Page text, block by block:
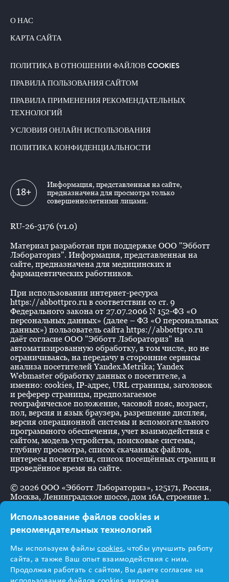
О НАС
КАРТА САЙТА
ПОЛИТИКА В ОТНОШЕНИИ ФАЙЛОВ COOKIES
ПРАВИЛА ПОЛЬЗОВАНИЯ САЙТОМ
ПРАВИЛА ПРИМЕНЕНИЯ РЕКОМЕНДАТЕЛЬНЫХ
ТЕХНОЛОГИЙ
УСЛОВИЯ ОНЛАЙН ИСПОЛЬЗОВАНИЯ
ПОЛИТИКА КОНФИДЕНЦИАЛЬНОСТИ
18+
Информация, представленная на сайте,
предназначена для просмотра только
совершеннолетними лицами.
RU-26-3176 (v1.0)
Материал разработан при поддержке ООО "Эбботт
Лэбораториз". Информация, представленная на
сайте, предназначена для медицинских и
фармацевтических работников.
При использовании интернет-ресурса
https://abbottpro.ru в соответствии со ст. 9
Федерального закона от 27.07.2006 N 152-ФЗ «О
персональных данных» (далее – ФЗ «О персональных
данных») пользователь сайта https://abbottpro.ru
даёт согласие ООО "Эбботт Лэбораториз" на
автоматизированную обработку, в том числе, но не
ограничиваясь, на передачу в сторонние сервисы
анализа посетителей Yandex.Metrika; Yandex
Webmaster обработку данных о посетителе, а
именно: cookies, IP-адрес, URL страницы, заголовок
и реферер страницы, предполагаемое
географическое положение, часовой пояс, возраст,
пол, версия и язык браузера, разрешение дисплея,
версия операционной системы и вспомогательного
программного обеспечения, учет взаимодействия с
сайтом, модель устройства, поисковые системы,
глубину просмотра, список скачанных файлов,
интересы посетителя, список посещённых страниц и
проведённое время на сайте.
© 2026 ООО «Эбботт Лэбораториз», 125171, Россия,
Москва, Ленинградское шоссе, дом 16А, строение 1.
Информация
предназначена для
Использование файлов cookies и
рекомендательных технологий
Мы используем файлыcookies, чтобы улучшить работу
сайта, а также Ваш опыт взаимодействия с ним.
Продолжая работать с сайтом, Вы даете согласие на